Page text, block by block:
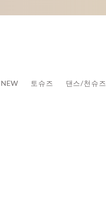
NEW 토슈즈 댄스/천슈즈